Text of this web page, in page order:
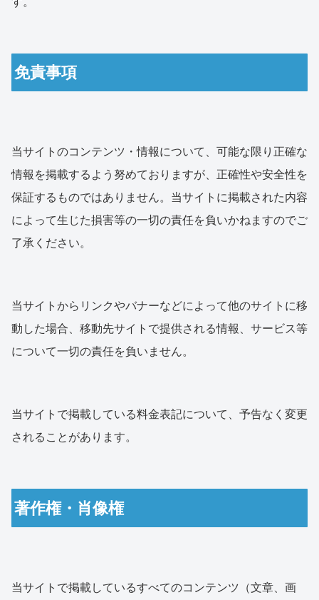
免責事項
当サイトのコンテンツ・情報について、可能な限り正確な
情報を掲載するよう努めておりますが、正確性や安全性を
保証するものではありません。当サイトに掲載された内容
によって生じた損害等の一切の責任を負いかねますのでご
了承ください。
当サイトからリンクやバナーなどによって他のサイトに移
動した場合、移動先サイトで提供される情報、サービス等
について一切の責任を負いません。
当サイトで掲載している料金表記について、予告なく変更
されることがあります。
著作権・肖像権
当サイトで掲載しているすべてのコンテンツ（文章、画